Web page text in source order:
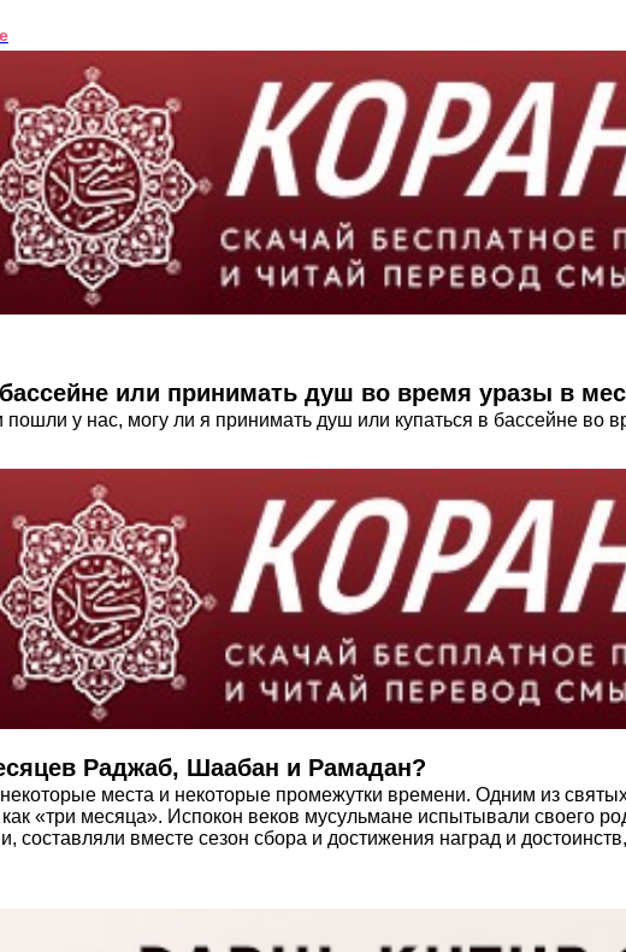
e
или принимать душ во время уразы в
у нас, могу ли я принимать душ или купаться в бассейне во
Раджаб, Шаабан и Рамадан?
места и некоторые промежутки времени. Одним из
«три месяца». Испокон веков мусульмане испытывали своего
составляли вместе сезон сбора и достижения наград и